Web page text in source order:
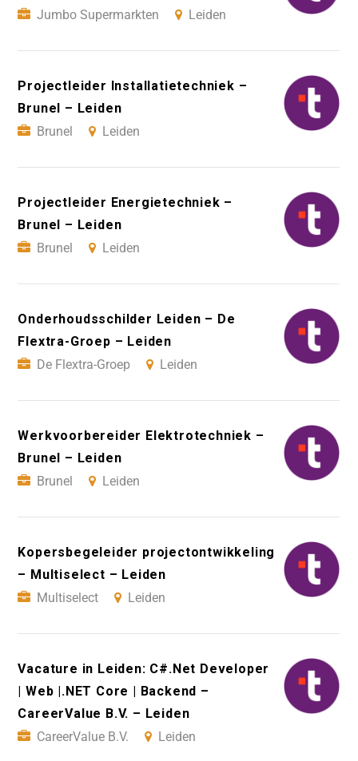
Jumbo Supermarkten
Leiden
Projectleider Installatietechniek –
Brunel – Leiden
Brunel
Leiden
Projectleider Energietechniek –
Brunel – Leiden
Brunel
Leiden
Onderhoudsschilder Leiden – De
Flextra-Groep – Leiden
De Flextra-Groep
Leiden
Werkvoorbereider Elektrotechniek –
Brunel – Leiden
Brunel
Leiden
Kopersbegeleider projectontwikkeling
– Multiselect – Leiden
Multiselect
Leiden
Vacature in Leiden: C#.Net Developer
| Web |.NET Core | Backend –
CareerValue B.V. – Leiden
CareerValue B.V.
Leiden